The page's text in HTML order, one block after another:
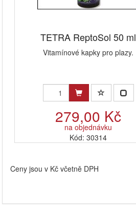
TETRA ReptoSol 50 ml
Vitamínové kapky pro plazy.
279,00 Kč
na objednávku
Kód: 30314
Ceny jsou v Kč včetně DPH